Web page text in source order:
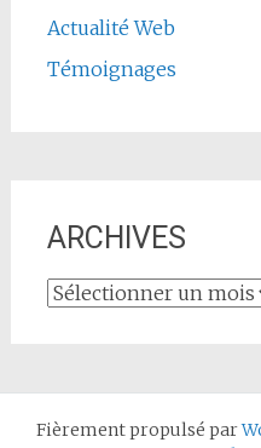
Actualité Web
Témoignages
ARCHIVES
ARCHIVES
Fièrement propulsé par